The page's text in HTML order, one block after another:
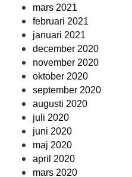
mars 2021
februari 2021
januari 2021
december 2020
november 2020
oktober 2020
september 2020
augusti 2020
juli 2020
juni 2020
maj 2020
april 2020
mars 2020